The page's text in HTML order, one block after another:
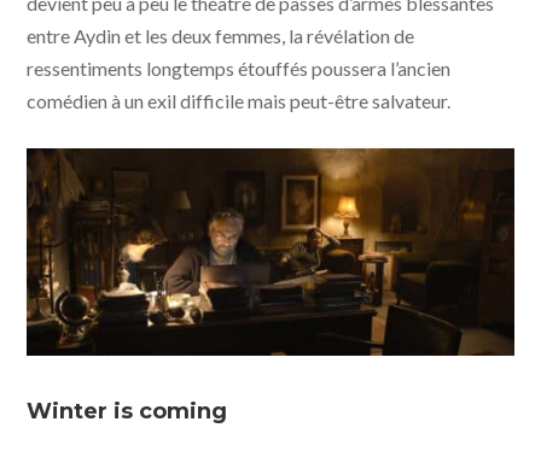
entre Aydin et les deux femmes, la révélation de
ressentiments longtemps étouffés poussera l’ancien
comédien à un exil difficile mais peut-être salvateur.
Winter is coming